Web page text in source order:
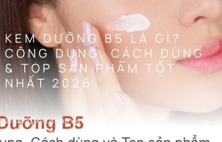
KEM DƯỠNG B5 LÀ GÌ?
CÔNG DỤNG, CÁCH DÙNG
& TOP SẢN PHẨM TỐT
NHẤT 2026
Đăng bởiUsolab Việt Nam
Cập nhật lần cuối:Tháng 1 5, 2026